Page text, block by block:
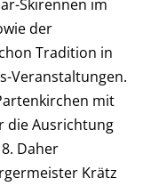
Skirennen im
der
Tradition in
Veranstaltungen.
mit
die Ausrichtung
Daher
Krätz